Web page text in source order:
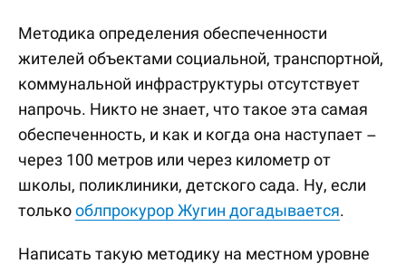
Методика определения обеспеченности
жителей объектами социальной, транспортной,
коммунальной инфраструктуры отсутствует
напрочь. Никто не знает, что такое эта самая
обеспеченность, и как и когда она наступает –
через 100 метров или через километр от
школы, поликлиники, детского сада. Ну, если
толькооблпрокурор Жугин догадывается.
Написать такую методику на местном уровне